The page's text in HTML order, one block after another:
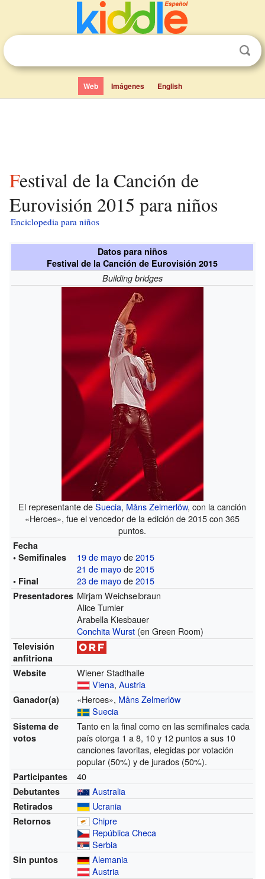
Web Imágenes English
Festival de la Canción de
Eurovisión 2015 para niños
Enciclopedia para niños
Datos para niños
Festival de la Canción de Eurovisión 2015
Building bridges
El representante deSuecia, Måns Zelmerlöw, con la canción
«Heroes», fue el vencedor de la edición de 2015 con 365
puntos.
Fecha
• Semifinales
• Final
19 de mayode2015
21 de mayode2015
23 de mayode2015
Presentadores Mirjam Weichselbraun
Alice Tumler
Arabella Kiesbauer
Conchita Wurst (en Green Room)
Televisión
anfitriona
Website
Wiener Stadthalle
Viena,Austria
Ganador(a) «Heroes», Måns Zelmerlöw
Suecia
Sistema de
votos
Tanto en la final como en las semifinales cada
país otorga 1 a 8, 10 y 12 puntos a sus 10
canciones favoritas, elegidas por votación
popular (50%) y de jurados (50%).
Participantes 40
Debutantes Australia
Retirados Ucrania
Retornos
Chipre
República Checa
Serbia
Sin puntos
Alemania
Austria